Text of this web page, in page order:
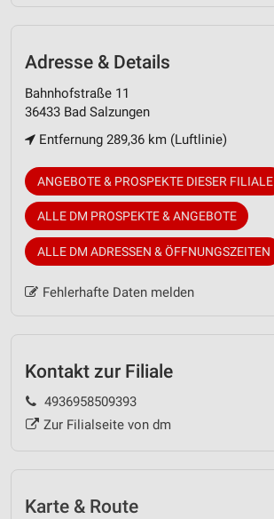
Adresse & Details
Bahnhofstraße 11
36433 Bad Salzungen
Entfernung 289,36 km (Luftlinie)
ANGEBOTE & PROSPEKTE DIESER FILIALE
ALLE DM PROSPEKTE & ANGEBOTE
ALLE DM ADRESSEN & ÖFFNUNGSZEITEN
Fehlerhafte Daten melden
Kontakt zur Filiale
4936958509393
Zur Filialseite von dm
Karte & Route